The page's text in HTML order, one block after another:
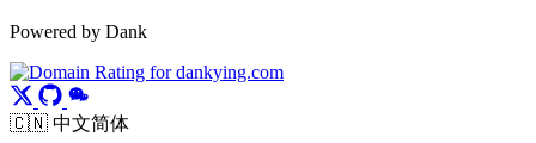
Powered by Dank
🇨🇳 中文简体